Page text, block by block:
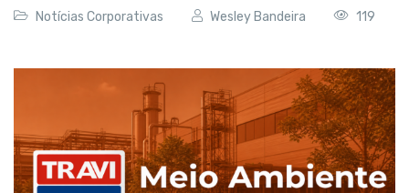
Notícias Corporativas Wesley Bandeira 119